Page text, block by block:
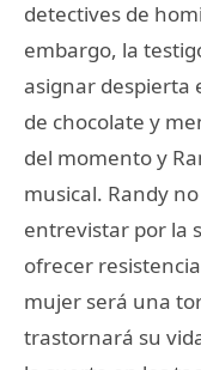
detectives de
embargo, la
asignar despierta
de chocolate y
del momento y
musical. Randy
entrevistar por la
ofrecer
mujer será una
trastornará su